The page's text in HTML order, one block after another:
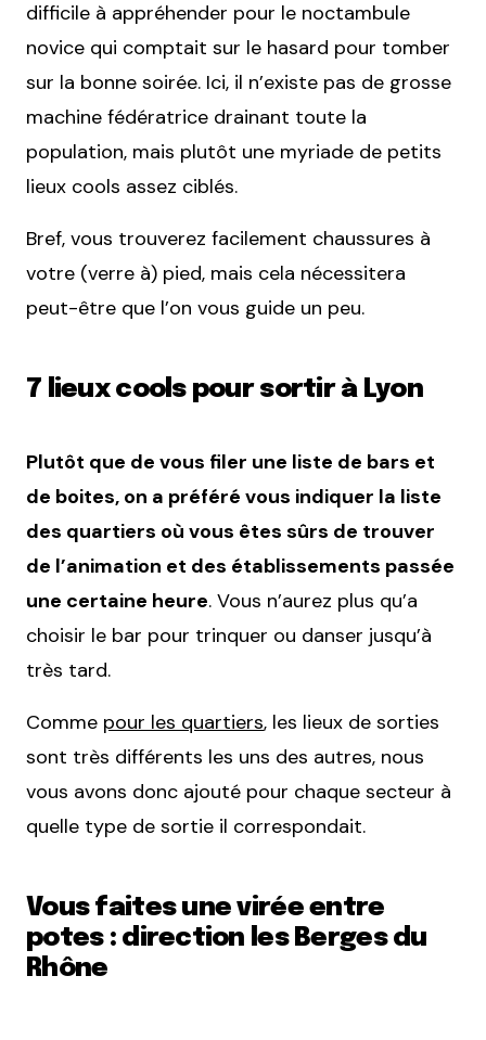
difficile à appréhender pour le noctambule
novice qui comptait sur le hasard pour tomber
sur la bonne soirée. Ici, il n’existe pas de grosse
machine fédératrice drainant toute la
population, mais plutôt une myriade de petits
lieux cools assez ciblés.
Bref, vous trouverez facilement chaussures à
votre (verre à) pied, mais cela nécessitera
peut-être que l’on vous guide un peu.
7 lieux cools pour sortir à Lyon
Plutôt que de vous filer une liste de bars et
de boites, on a préféré vous indiquer la liste
des quartiers où vous êtes sûrs de trouver
de l’animation et des établissements passée
une certaine heure. Vous n’aurez plus qu’a
choisir le bar pour trinquer ou danser jusqu’à
très tard.
Comme pour les quartiers, les lieux de sorties
sont très différents les uns des autres, nous
vous avons donc ajouté pour chaque secteur à
quelle type de sortie il correspondait.
Vous faites une virée entre
potes : direction les Berges du
Rhône